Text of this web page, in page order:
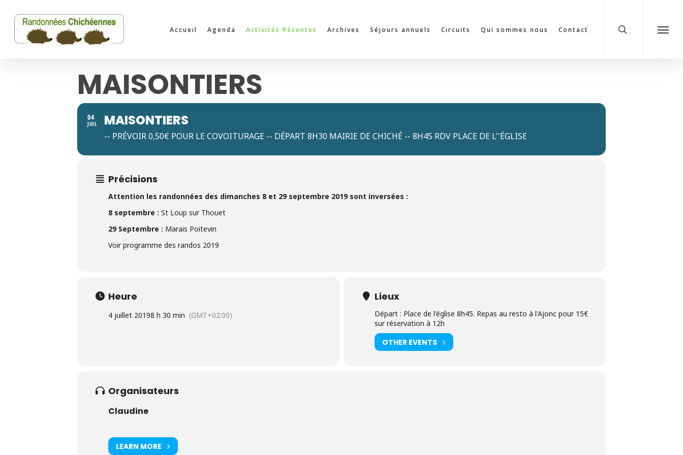
content
Accueil Agenda Activités Récentes Archives Séjours annuels Circuits Qui sommes nous Contact Menu
MAISONTIERS
04
JUIL MAISONTIERS
-- PRÉVOIR 0,50€ POUR LE COVOITURAGE -- DÉPART 8H30 MAIRIE DE CHICHÉ -- 8H45 RDV PLACE DE L''ÉGLISE
Précisions
Attention les randonnées des dimanches 8 et 29 septembre 2019 sont inversées :
8 septembre : St Loup sur Thouet
29 Septembre : Marais Poitevin
Voir programme des randos 2019
Heure
4 juillet 20198 h 30 min (GMT+02:00)
Lieux
Départ : Place de l'église 8h45. Repas au resto à l'Ajonc pour 15€
sur réservation à 12h
OTHER EVENTS
Organisateurs
Claudine
LEARN MORE